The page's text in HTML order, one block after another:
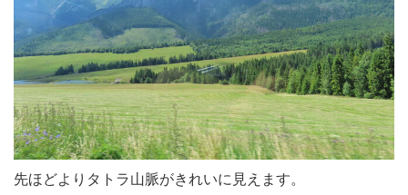
先ほどよりタトラ山脈がきれいに見えます。